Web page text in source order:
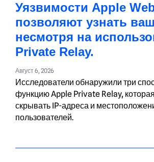
Уязвимости Apple
позволяют узнать
несмотря на
Private Relay.
Август 6, 2026
Исследователи обнаружили три
функцию Apple Private Relay,
скрывать IP-адреса и
пользователей.